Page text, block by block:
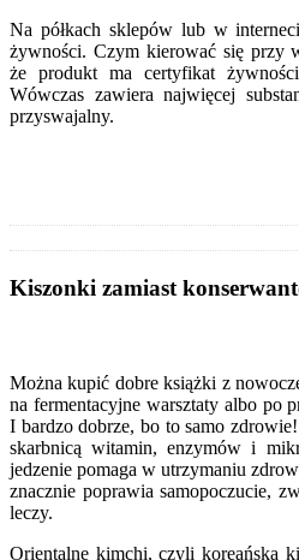
Na półkach sklepów lub w
żywności. Czym kierować się przy
że produkt ma certyfikat
Wówczas zawiera najwięcej
przyswajalny.
Kiszonki zamiast
Można kupić dobre książki z
na fermentacyjne warsztaty albo po
I bardzo dobrze, bo to samo
skarbnicą witamin, enzymów i
jedzenie pomaga w utrzymaniu
znacznie poprawia samopoczucie,
leczy.
Orientalne kimchi, czyli koreańska